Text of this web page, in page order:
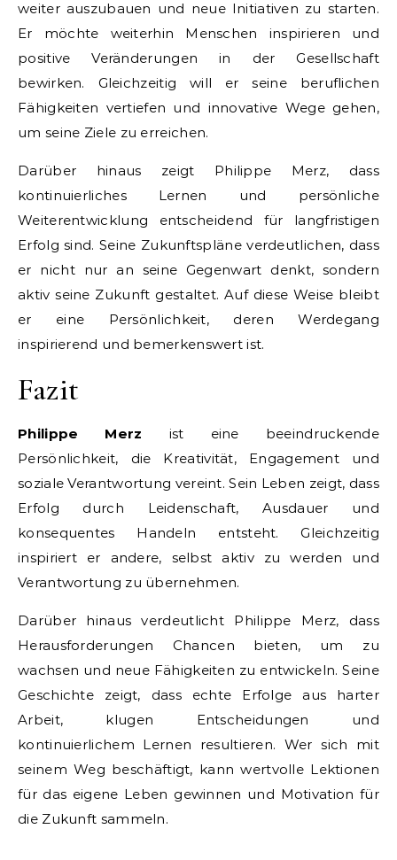
weiter auszubauen und neue Initiativen zu starten.
Er möchte weiterhin Menschen inspirieren und
positive Veränderungen in der Gesellschaft
bewirken. Gleichzeitig will er seine beruflichen
Fähigkeiten vertiefen und innovative Wege gehen,
um seine Ziele zu erreichen.
Darüber hinaus zeigt Philippe Merz, dass
kontinuierliches Lernen und persönliche
Weiterentwicklung entscheidend für langfristigen
Erfolg sind. Seine Zukunftspläne verdeutlichen, dass
er nicht nur an seine Gegenwart denkt, sondern
aktiv seine Zukunft gestaltet. Auf diese Weise bleibt
er eine Persönlichkeit, deren Werdegang
inspirierend und bemerkenswert ist.
Fazit
Philippe Merz ist eine beeindruckende
Persönlichkeit, die Kreativität, Engagement und
soziale Verantwortung vereint. Sein Leben zeigt, dass
Erfolg durch Leidenschaft, Ausdauer und
konsequentes Handeln entsteht. Gleichzeitig
inspiriert er andere, selbst aktiv zu werden und
Verantwortung zu übernehmen.
Darüber hinaus verdeutlicht Philippe Merz, dass
Herausforderungen Chancen bieten, um zu
wachsen und neue Fähigkeiten zu entwickeln. Seine
Geschichte zeigt, dass echte Erfolge aus harter
Arbeit, klugen Entscheidungen und
kontinuierlichem Lernen resultieren. Wer sich mit
seinem Weg beschäftigt, kann wertvolle Lektionen
für das eigene Leben gewinnen und Motivation für
die Zukunft sammeln.